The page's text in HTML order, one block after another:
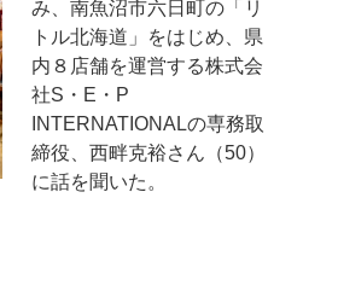
み、南魚沼市六日町の「リ
トル北海道」をはじめ、県
内８店舗を運営する株式会
社S・E・P
INTERNATIONALの専務取
締役、西畔克裕さん（50）
に話を聞いた。